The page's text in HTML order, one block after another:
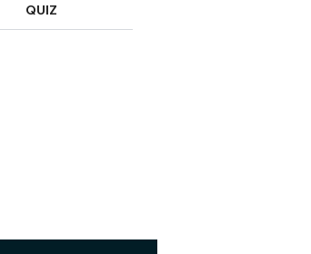
QUIZ